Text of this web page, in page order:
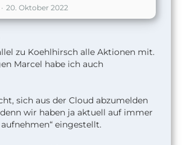
für jeden Bewohner machen? War
bei mir eingestellt.
mal testen, ob es jetzt
Tip. Vielleicht ein Lichtblick.
20. Oktober 2022
zu Koehlhirsch alle Aktionen mit.
Marcel habe ich auch
sich aus der Cloud abzumelden
wir haben ja aktuell auf immer
eingestellt.